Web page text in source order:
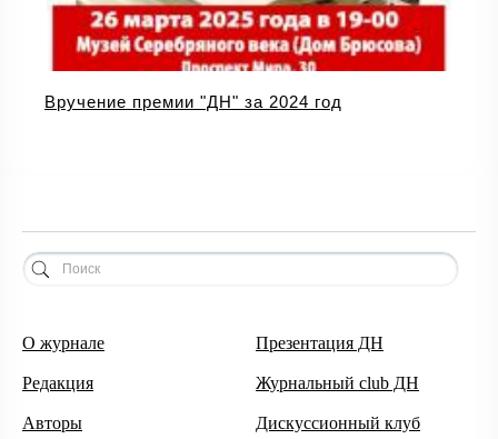
Вручение премии "ДН" за 2024 год
О журнале
Редакция
Авторы
Презентация ДН
Журнальный club ДН
Дискуссионный клуб